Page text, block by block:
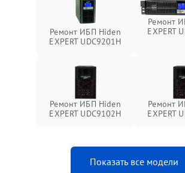
Ремонт ИБП Hiden
EXPERT UDC9201H
Ремонт
EXPERT
Ремонт ИБП Hiden
EXPERT UDC9102H
Ремонт
EXPERT
Показать все модели